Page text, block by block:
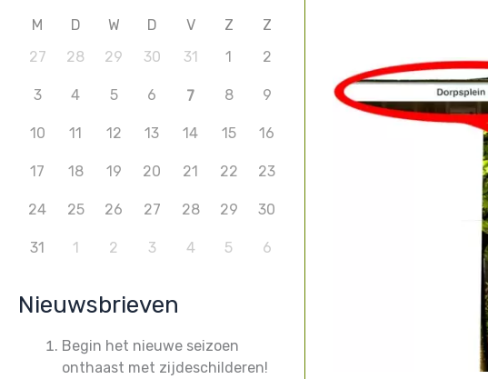
M D W D V Z
Z
27
28 29 30 31 1 2
3 4 5 6 7 8 9
10 11 12 13 14 15 16
17 18 19 20 21 22 23
24 25 26 27 28 29 30
31 1 2 3 4 5 6
Nieuwsbrieven
Begin het nieuwe seizoen
onthaast met zijdeschilderen!